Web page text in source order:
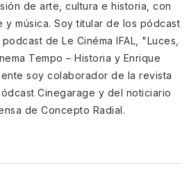
de arte, cultura e historia, con
y música. Soy titular de los pódcast
podcast de Le Cinéma IFAL, "Luces,
Tempo – Historia y Enrique
soy colaborador de la revista
Cinegarage y del noticiario
de Concepto Radial.